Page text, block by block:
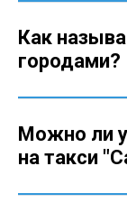
Как
городами?
Можно ли
на такси